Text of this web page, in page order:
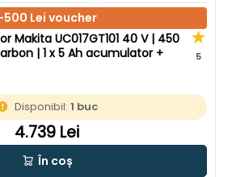
500 Lei voucher
Makita UC017GT101 40 V | 450
| 1 x 5 Ah acumulator +
5
Disponibil:1 buc
4.739 Lei
În coș